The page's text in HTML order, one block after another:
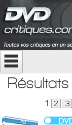
1 2 3